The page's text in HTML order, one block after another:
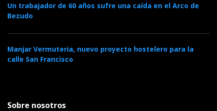
Un trabajador de 60 años sufre una caída en el Arco de
Bezudo
Manjar Vermuteria, nuevo proyecto hostelero para la
calle San Francisco
Sobre nosotros